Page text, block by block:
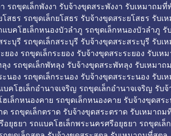
รถขุดเล็กพังงา รับจ้างขุดสระพังงา รับเหมาถมที่
สธร รถขุดเล็กยโสธร รับจ้างขุดสระยโสธร รับเ
บคโฮเล็กหนองบัวลำภู รถขุดเล็กหนองบัวลำภู
ะบุรี รถขุดเล็กสระบุรี รับจ้างขุดสระสระบุรี รับเ
อง รถขุดเล็กระยอง รับจ้างขุดสระระยอง รับเห
ง รถขุดเล็กพัทลุง รับจ้างขุดสระพัทลุง รับเหมาถ
นอง รถขุดเล็กระนอง รับจ้างขุดสระระนอง รับเ
คโฮเล็กอำนาจเจริญ รถขุดเล็กอำนาจเจริญ รับ
เล็กหนองคาย รถขุดเล็กหนองคาย รับจ้างขุดสร
รถขุดเล็กตราด รับจ้างขุดสระตราด รับเหมาถม
ยุธยา รถแบคโฮเล็กพระนครศรีอยุธยา รถขุด